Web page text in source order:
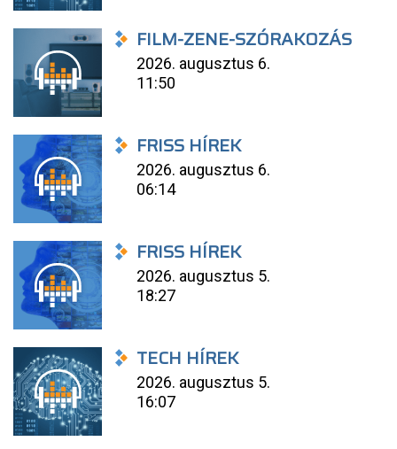
FILM-ZENE-SZÓRAKOZÁS
2026. augusztus 6.
11:50
FRISS HÍREK
2026. augusztus 6.
06:14
FRISS HÍREK
2026. augusztus 5.
18:27
TECH HÍREK
2026. augusztus 5.
16:07